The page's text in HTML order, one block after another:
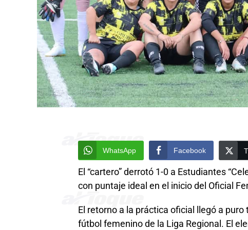
WhatsApp Facebook
El “cartero” derrotó 1-0 a Estudiantes
con puntaje ideal en el inicio del Oficial
El retorno a la práctica oficial llegó a
fútbol femenino de la Liga Regional. El